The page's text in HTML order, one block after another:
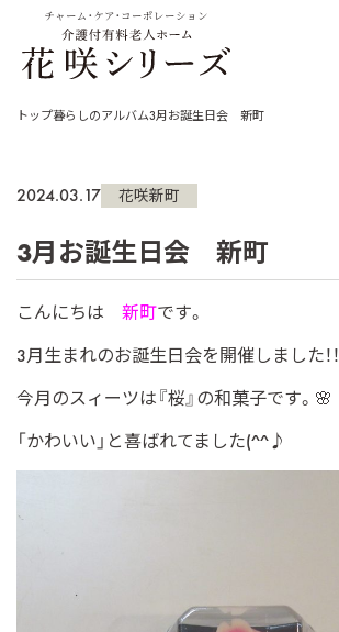
チャーム・ケア・コーポレーション
トップ暮らしのアルバム3月お誕生日会 新町
2024.03.17 花咲新町
3月お誕生日会 新町
こんにちは 新町です。
3月生まれのお誕生日会を開催しました！！
今月のスィーツは『桜』の和菓子です。🌸
「かわいい」と喜ばれてました(^^♪